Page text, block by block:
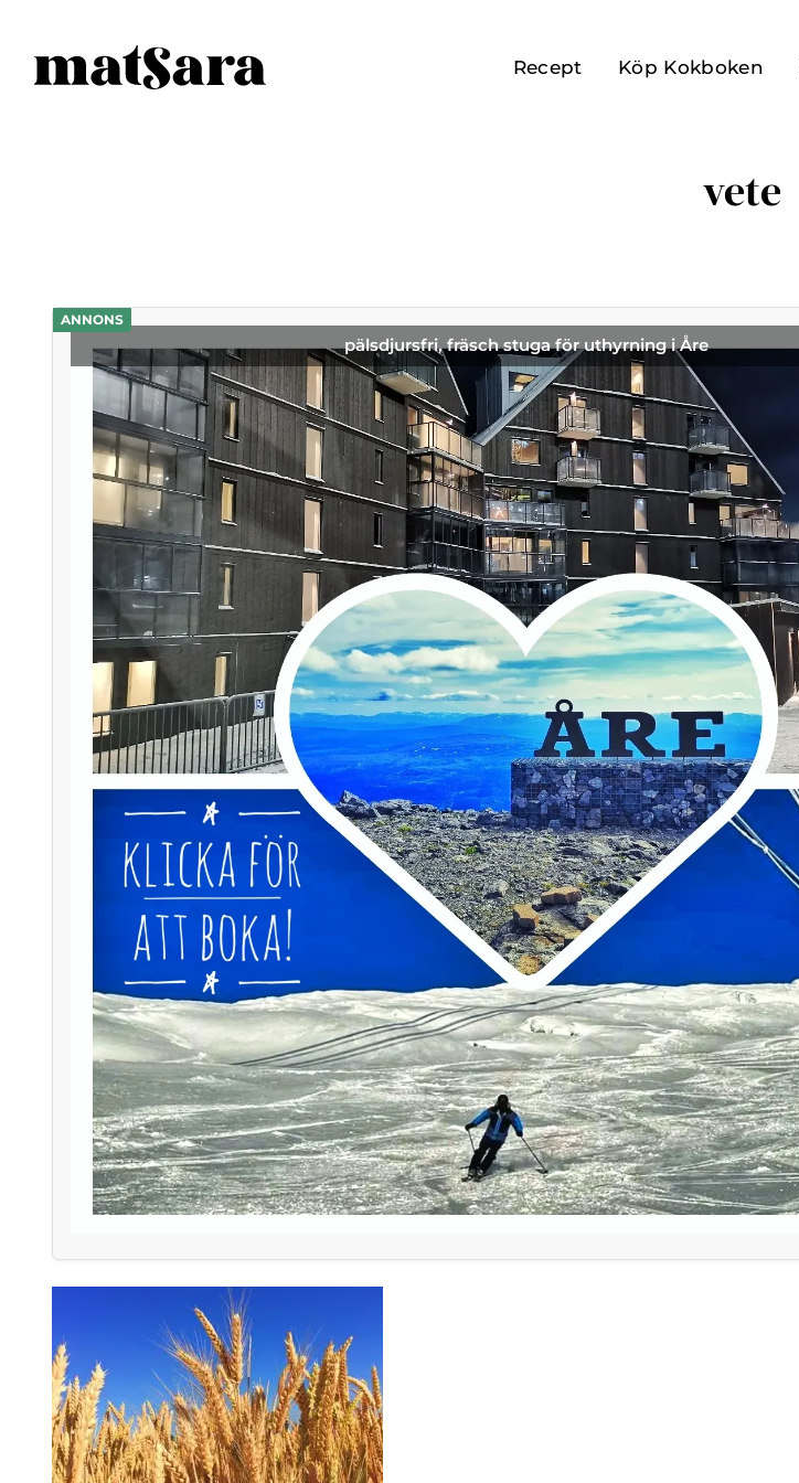
Recept Köp Kokboken
vete
ANNONS
pälsdjursfri, fräsch stuga för uthyrning i Åre